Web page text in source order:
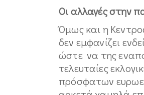
Οι αλλαγές στην
Όμως και η
δεν εμφανίζει
ώστε να της
τελευταίες
πρόσφατων